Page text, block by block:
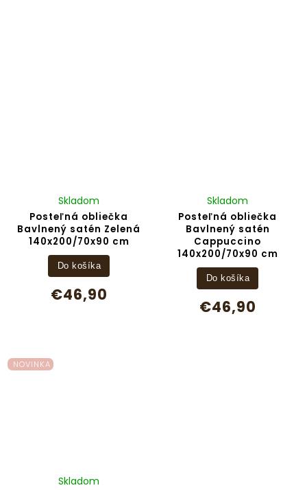
Posteľná obliečka
Bavlnený satén Zelená
140x200/70x90 cm
Skladom
€46,90
Do košíka
Posteľná obliečka
Bavlnený satén
Cappuccino
140x200/70x90 cm
Skladom
€46,90
Do košíka
NOVINKA
Skladom